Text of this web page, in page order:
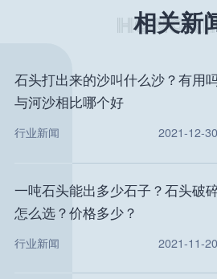
相关新
石头打出来的沙叫什么沙？有用
与河沙相比哪个好
行业新闻 2021-12-30
一吨石头能出多少石子？石头破
怎么选？价格多少？
行业新闻 2021-11-20